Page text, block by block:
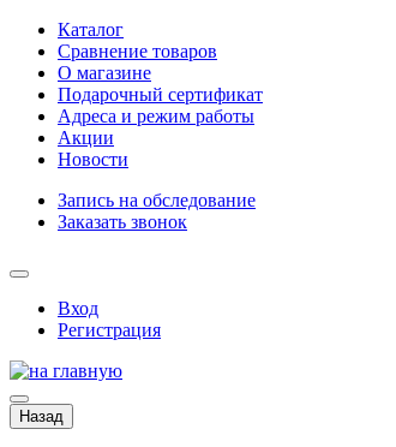
Каталог
Сравнение товаров
О магазине
Подарочный сертификат
Адреса и режим работы
Акции
Новости
Запись на обследование
Заказать звонок
Вход
Регистрация
Назад